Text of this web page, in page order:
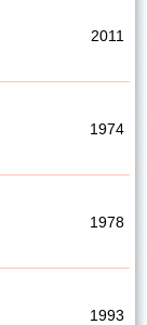
2011
1974
1978
1993